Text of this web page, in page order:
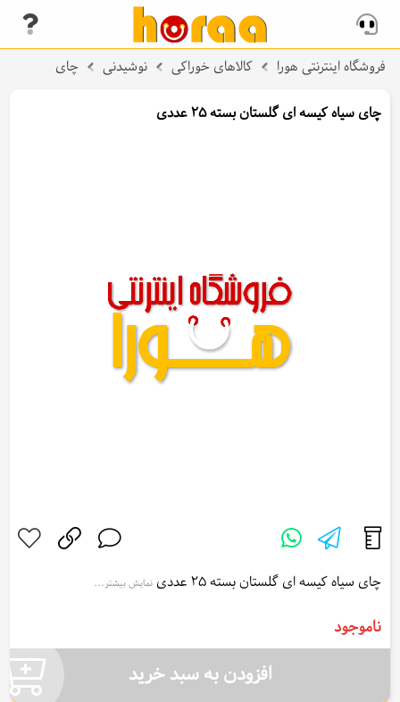
فروشگاه اینترنتی هورا کالاهای خوراکی نوشیدنی چای
چای سیاه کیسه ای گلستان بسته 25 عددی
چای سیاه کیسه ای گلستان بسته 25 عددی نمایش بیشتر...
ناموجود
افزودن به سبد خرید